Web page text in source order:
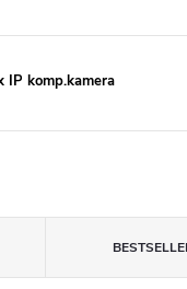
IP komp.kamera